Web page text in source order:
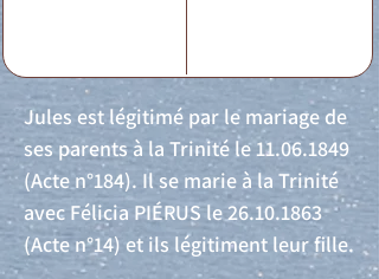
Jules est légitimé par le mariage de
ses parents à la Trinité le11.06.1849
(Acte n°184). Il se marie à la Trinité
avec Félicia PIÉRUS le26.10.1863
(Acte n°14) et ils légitiment leur fille.